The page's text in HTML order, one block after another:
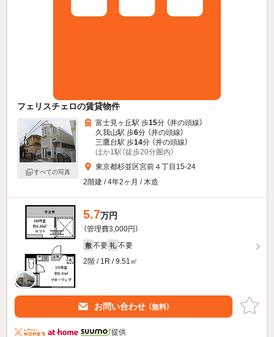
フェリスチェロの賃貸物件
すべての写真
富士見ヶ丘駅 歩15分 （井の頭線）
久我山駅 歩6分 （井の頭線）
三鷹台駅 歩14分 （井の頭線）
ほか1駅（徒歩20分圏内）
東京都杉並区宮前４丁目15-24
2階建 / 4年2ヶ月 / 木造
5.7万円
（管理費3,000円）
敷 不要 礼 不要
2階 / 1R / 9.51㎡
お問い合わせ （無料）
提供